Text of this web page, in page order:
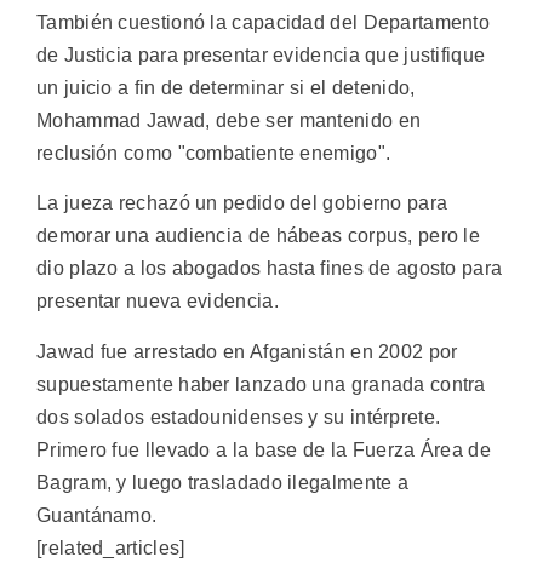
También cuestionó la capacidad del Departamento
de Justicia para presentar evidencia que justifique
un juicio a fin de determinar si el detenido,
Mohammad Jawad, debe ser mantenido en
reclusión como "combatiente enemigo".
La jueza rechazó un pedido del gobierno para
demorar una audiencia de hábeas corpus, pero le
dio plazo a los abogados hasta fines de agosto para
presentar nueva evidencia.
Jawad fue arrestado en Afganistán en 2002 por
supuestamente haber lanzado una granada contra
dos solados estadounidenses y su intérprete.
Primero fue llevado a la base de la Fuerza Área de
Bagram, y luego trasladado ilegalmente a
Guantánamo.
[related_articles]